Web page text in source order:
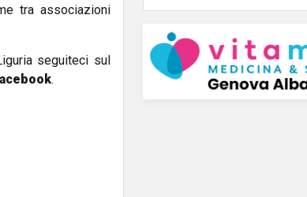
tra associazioni
seguiteci sul
.